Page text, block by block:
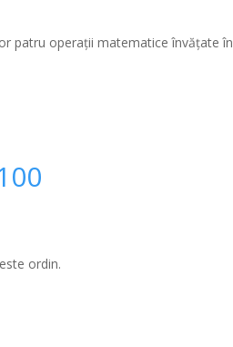
patru operaţii matematice învăţate în
ordin.